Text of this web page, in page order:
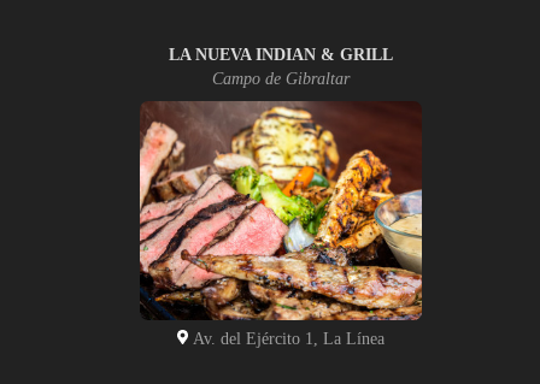
LA NUEVA INDIAN & GRILL
Campo de Gibraltar
Av. del Ejército 1, La Línea